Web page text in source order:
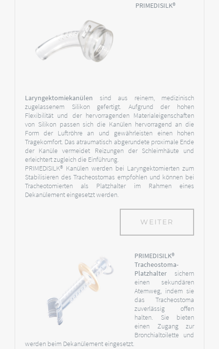
PRIMEDISILK®
Laryngektomiekanülen sind aus reinem, medizinisch
zugelassenem Silikon gefertigt. Aufgrund der hohen
Flexibilität und der hervorragenden Materialeigenschaften
von Silikon passen sich die Kanülen hervorragend an die
Form der Luftröhre an und gewährleisten einen hohen
Tragekomfort. Das atraumatisch abgerundete proximale Ende
der Kanüle vermeidet Reizungen der Schleimhäute und
erleichtert zugleich die Einführung.
PRIMEDISILK® Kanülen werden bei Laryngektomierten zum
Stabilisieren des Tracheostomas empfohlen und können bei
Tracheotomierten als Platzhalter im Rahmen eines
Dekanülement eingesetzt werden.
WEITER
PRIMEDISILK®
Tracheostoma-
Platzhalter sichern
einen sekundären
Atemweg, indem sie
das Tracheostoma
zuverlässig offen
halten. Sie bieten
einen Zugang zur
Bronchialtoilette und
werden beim Dekanülement eingesetzt.